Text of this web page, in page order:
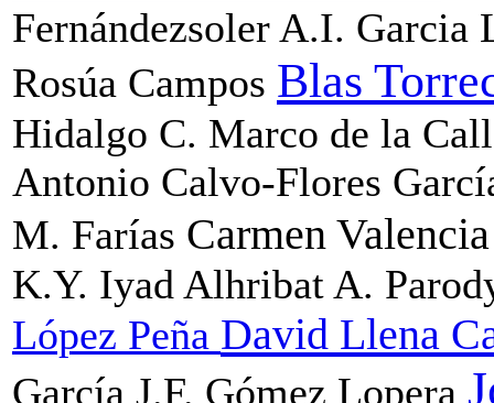
Fernándezsoler A.I. Garcia
Rosúa Campos Blas
Hidalgo C. Marco de la
Antonio Calvo-Flores
M. Farías Carmen
K.Y. Iyad Alhribat A.
López Peña David Llena
García J.F. Gómez Lopera